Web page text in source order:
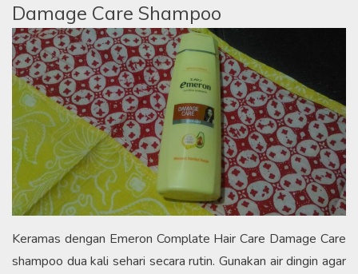
Damage Care Shampoo
Keramas dengan Emeron Complate Hair Care Damage Care
shampoo dua kali sehari secara rutin. Gunakan air dingin agar